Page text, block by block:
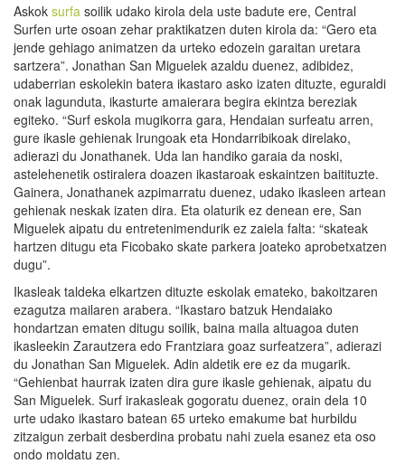
Askok surfa soilik udako kirola dela uste badute ere, Central
Surfen urte osoan zehar praktikatzen duten kirola da: “Gero eta
jende gehiago animatzen da urteko edozein garaitan uretara
sartzera”. Jonathan San Miguelek azaldu duenez, adibidez,
udaberrian eskolekin batera ikastaro asko izaten dituzte, eguraldi
onak lagunduta, ikasturte amaierara begira ekintza bereziak
egiteko. “Surf eskola mugikorra gara, Hendaian surfeatu arren,
gure ikasle gehienak Irungoak eta Hondarribikoak direlako,
adierazi du Jonathanek. Uda lan handiko garaia da noski,
astelehenetik ostiralera doazen ikastaroak eskaintzen baitituzte.
Gainera, Jonathanek azpimarratu duenez, udako ikasleen artean
gehienak neskak izaten dira. Eta olaturik ez denean ere, San
Miguelek aipatu du entretenimendurik ez zaiela falta: “skateak
hartzen ditugu eta Ficobako skate parkera joateko aprobetxatzen
dugu”.
Ikasleak taldeka elkartzen dituzte eskolak emateko, bakoitzaren
ezagutza mailaren arabera. “Ikastaro batzuk Hendaiako
hondartzan ematen ditugu soilik, baina maila altuagoa duten
ikasleekin Zarautzera edo Frantziara goaz surfeatzera”, adierazi
du Jonathan San Miguelek. Adin aldetik ere ez da mugarik.
“Gehienbat haurrak izaten dira gure ikasle gehienak, aipatu du
San Miguelek. Surf irakasleak gogoratu duenez, orain dela 10
urte udako ikastaro batean 65 urteko emakume bat hurbildu
zitzaigun zerbait desberdina probatu nahi zuela esanez eta oso
ondo moldatu zen.